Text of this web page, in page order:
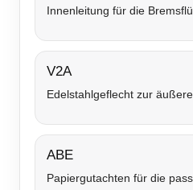
Innenleitung für die
V2A
Edelstahlgeflecht zur
ABE
Papiergutachten für die